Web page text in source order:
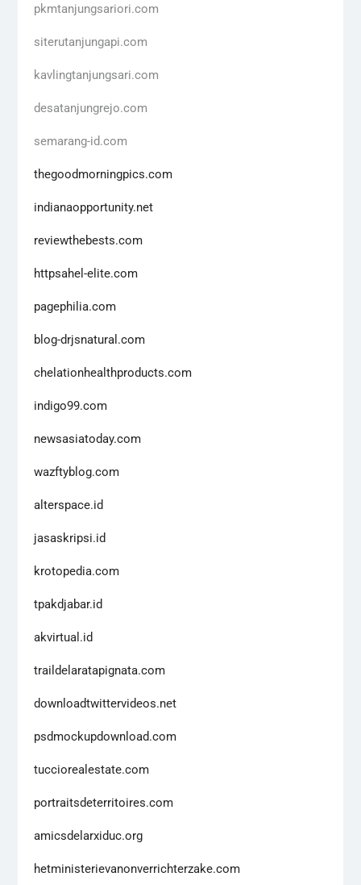
pkmtanjungsariori.com
siterutanjungapi.com
kavlingtanjungsari.com
desatanjungrejo.com
semarang-id.com
thegoodmorningpics.com
indianaopportunity.net
reviewthebests.com
httpsahel-elite.com
pagephilia.com
blog-drjsnatural.com
chelationhealthproducts.com
indigo99.com
newsasiatoday.com
wazftyblog.com
alterspace.id
jasaskripsi.id
krotopedia.com
tpakdjabar.id
akvirtual.id
traildelaratapignata.com
downloadtwittervideos.net
psdmockupdownload.com
tucciorealestate.com
portraitsdeterritoires.com
amicsdelarxiduc.org
hetministerievanonverrichterzake.com